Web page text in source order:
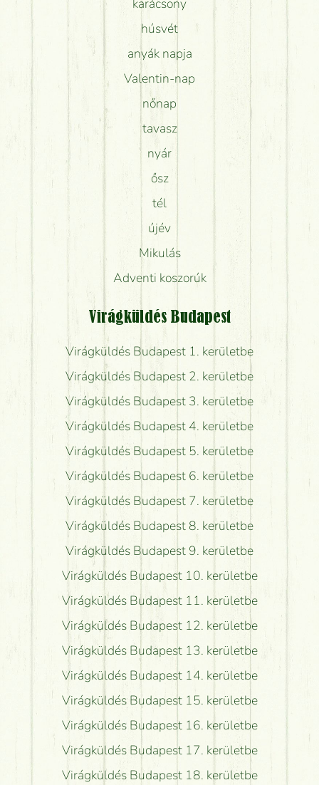
karácsony
húsvét
anyák napja
Valentin-nap
nőnap
tavasz
nyár
ősz
tél
újév
Mikulás
Adventi koszorúk
Virágküldés Budapest
Virágküldés Budapest 1. kerületbe
Virágküldés Budapest 2. kerületbe
Virágküldés Budapest 3. kerületbe
Virágküldés Budapest 4. kerületbe
Virágküldés Budapest 5. kerületbe
Virágküldés Budapest 6. kerületbe
Virágküldés Budapest 7. kerületbe
Virágküldés Budapest 8. kerületbe
Virágküldés Budapest 9. kerületbe
Virágküldés Budapest 10. kerületbe
Virágküldés Budapest 11. kerületbe
Virágküldés Budapest 12. kerületbe
Virágküldés Budapest 13. kerületbe
Virágküldés Budapest 14. kerületbe
Virágküldés Budapest 15. kerületbe
Virágküldés Budapest 16. kerületbe
Virágküldés Budapest 17. kerületbe
Virágküldés Budapest 18. kerületbe